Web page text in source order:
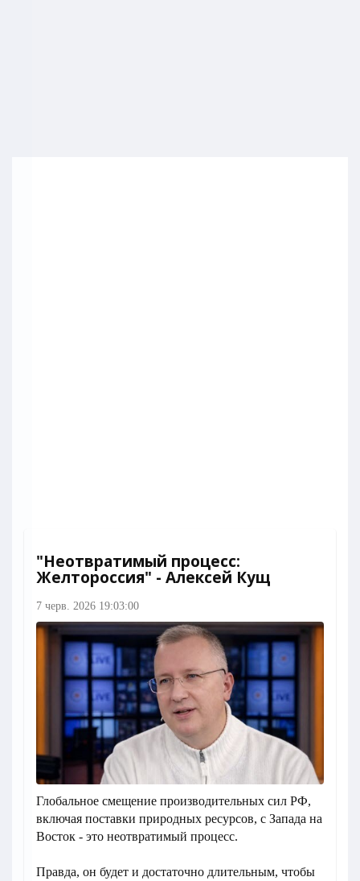
"Неотвратимый процесс:
Желтороссия" - Алексей Кущ
7 черв. 2026 19:03:00
Глобальное смещение производительных сил РФ,
включая поставки природных ресурсов, с Запада на
Восток - это неотвратимый процесс.
Правда, он будет и достаточно длительным, чтобы